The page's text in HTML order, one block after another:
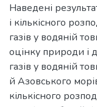
Наведені
і кількісного
газів у водяній
оцінку природи і
газів у водяній
й Азовського
кількісного